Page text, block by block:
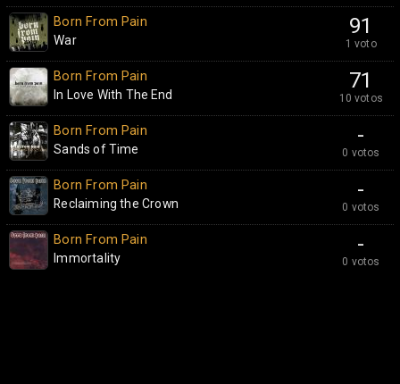
91
1 voto
Born From Pain
War
71
10 votos
Born From Pain
In Love With The End
-
0 votos
Born From Pain
Sands of Time
-
0 votos
Born From Pain
Reclaiming the Crown
-
0 votos
Born From Pain
Immortality